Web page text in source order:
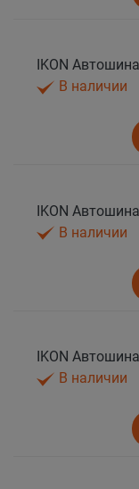
В наличии
В наличии
В наличии